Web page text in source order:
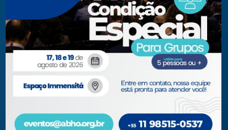
Fone/Fax:
+ 55 11 3081.5909 / 3081.1709
secretaria@abho.org.br
Rua Cardoso de Almeida, 167 CJ 121
WhatsApp: (11) 93938-9842